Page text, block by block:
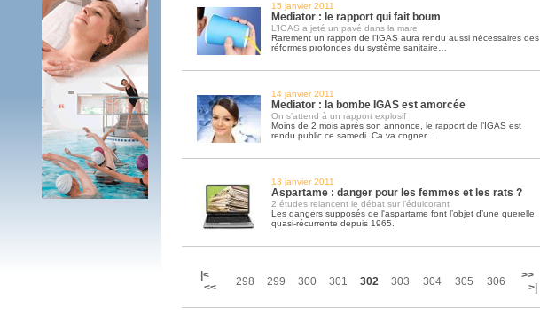
15 janvier 2011
Mediator : le rapport qui fait boum
L’IGAS a jeté un pavé dans la mare
Rarement un rapport de l’IGAS aura rendu aussi nécessaires des
réformes profondes du système sanitaire…
14 janvier 2011
Mediator : la bombe IGAS est amorcée
On s’attend à un rapport explosif
Moins de 2 mois après son annonce, le rapport de l’IGAS est
rendu public ce samedi. Ca va cogner…
13 janvier 2011
Aspartame : danger pour les femmes et les rats ?
2 études relancent le débat sur l’édulcorant
Les dangers supposés de l'aspartame font l’objet d’une querelle
quasi-récurrente depuis 1965.
|<
<<
298 299 300 301 302 303 304 305 306
>>
>|